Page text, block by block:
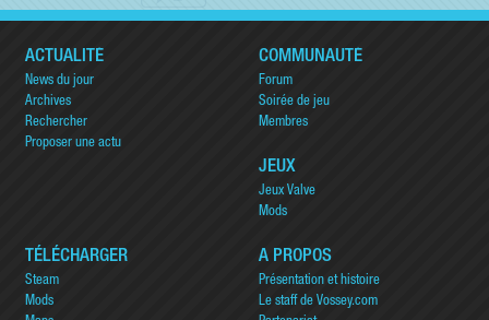
ACTUALITÉ
News du jour
Archives
Rechercher
Proposer une actu
COMMUNAUTÉ
Forum
Soirée de jeu
Membres
JEUX
Jeux Valve
Mods
TÉLÉCHARGER
Steam
Mods
A PROPOS
Présentation et histoire
Le staff de Vossey.com